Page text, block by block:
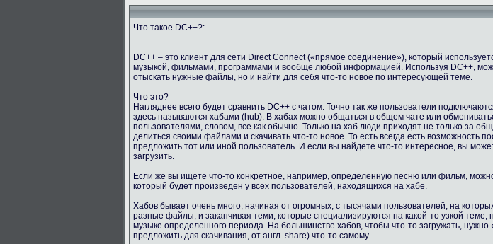
Что такое DC++?:
DC++ – это клиент для сети Direct Connect («прямое соединение»), который
музыкой, фильмами, программами и вообще любой информацией. Используя DC++,
отыскать нужные файлы, но и найти для себя что-то новое по интересующей теме.
Что это?
Нагляднее всего будет сравнить DC++ с чатом. Точно так же пользователи
здесь называются хабами (hub). В хабах можно общаться в общем чате или
пользователями, словом, все как обычно. Только на хаб люди приходят не только за
делиться своими файлами и скачивать что-то новое. То есть всегда есть возможность
предложить тот или иной пользователь. И если вы найдете что-то интересное, вы
загрузить.
Если же вы ищете что-то конкретное, например, определенную песню или фильм,
который будет произведен у всех пользователей, находящихся на хабе.
Хабов бывает очень много, начиная от огромных, с тысячами пользователей, на
разные файлы, и заканчивая теми, которые специализируются на какой-то узкой теме,
музыке определенного периода. На большинстве хабов, чтобы что-то загружать, нужно
предложить для скачивания, от англ. share) что-то самому.